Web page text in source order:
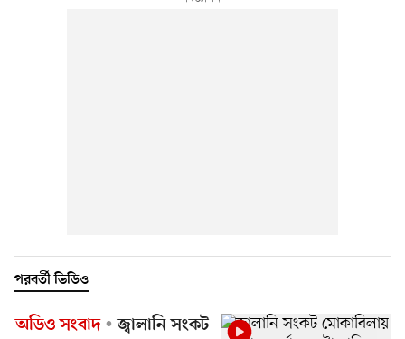
পরবর্তী ভিডিও
অডিও সংবাদ
জ্বালানি সংকট